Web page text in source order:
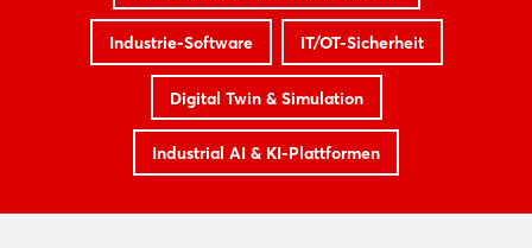
Industrie-Software IT/OT-Sicherheit
Digital Twin & Simulation
Industrial AI & KI-Plattformen